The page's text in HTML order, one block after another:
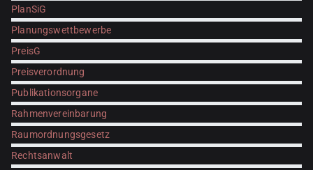
PlanSiG
Planungswettbewerbe
PreisG
Preisverordnung
Publikationsorgane
Rahmenvereinbarung
Raumordnungsgesetz
Rechtsanwalt